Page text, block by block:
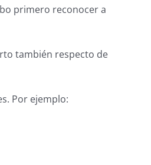
primero reconocer a
también respecto de
Por ejemplo: